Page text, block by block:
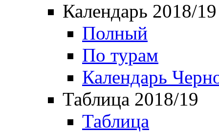
Календарь 2018/19
Полный
По турам
Календарь
Таблица 2018/19
Таблица